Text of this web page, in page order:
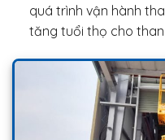
quá trình vận hành
tăng tuổi thọ cho